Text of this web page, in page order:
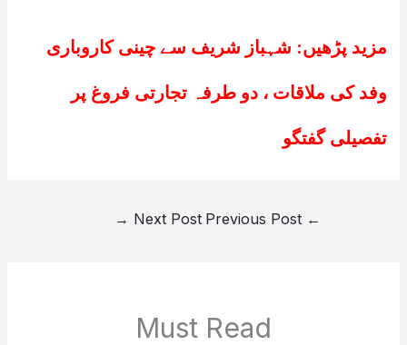
مزید پڑھیں: شہباز شریف سے چینی کاروباری
وفد کی ملاقات ، دو طرفہ تجارتی فروغ پر
تفصیلی گفتگو
←
Next Post
→
Must Read